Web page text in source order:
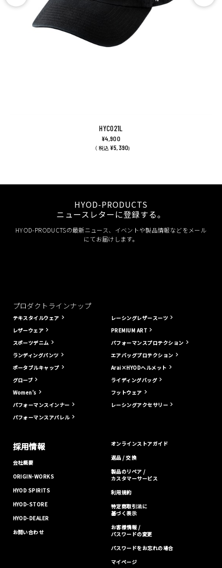
HYC021L
¥4,900
（ 税込 ¥5,390)
HYOD-PRODUCTS
ニュースレターに登録する。
HYOD-PRODUCTSの最新ニュース、イベントや製品情報などをメール
にてお届けします。
プロダクトラインナップ
テキスタイルウェア
レザーウェア
スポーツデニム
ランディングパンツ
ポータブルキャップ
グローブ
Women's
パフォーマンスインナー
パフォーマンスアパレル
レーシングレザースーツ
PREMIUM ART
パフォーマンスプロテクション
エアバッグプロテクション
Arai×HYODヘルメット
ライディングバッグ
フットウェア
レーシングアクセサリー
採用情報
会社概要
ORIGIN-WORKS
HYOD SPIRITS
HYOD-STORE
HYOD-DEALER
お問い合わせ
オンラインストアガイド
返品 / 交換
製品のリペア /
カスタマーサービス
利用規約
特定商取引法に
基づく表示
お客様情報 /
パスワードの変更
パスワードをお忘れの場合
マイページ